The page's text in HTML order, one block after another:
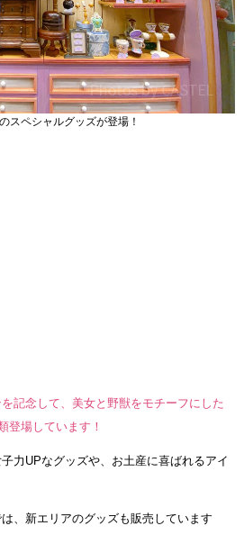
スペシャルグッズが登場！
記念して、美女と野獣をモチーフにした
登場しています！
力UPなグッズや、お土産に喜ばれるアイ
、新エリアのグッズも販売しています